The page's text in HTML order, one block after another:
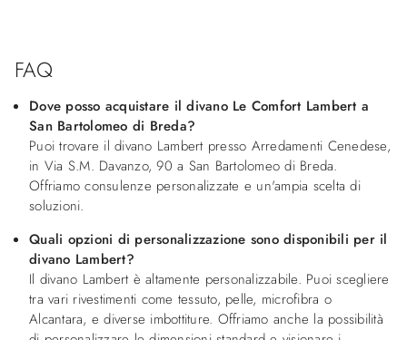
FAQ
Dove posso acquistare il divano Le Comfort Lambert a
San Bartolomeo di Breda?
Puoi trovare il divano Lambert presso Arredamenti Cenedese,
in Via S.M. Davanzo, 90 a San Bartolomeo di Breda.
Offriamo consulenze personalizzate e un'ampia scelta di
soluzioni.
Quali opzioni di personalizzazione sono disponibili per il
divano Lambert?
Il divano Lambert è altamente personalizzabile. Puoi scegliere
tra vari rivestimenti come tessuto, pelle, microfibra o
Alcantara, e diverse imbottiture. Offriamo anche la possibilità